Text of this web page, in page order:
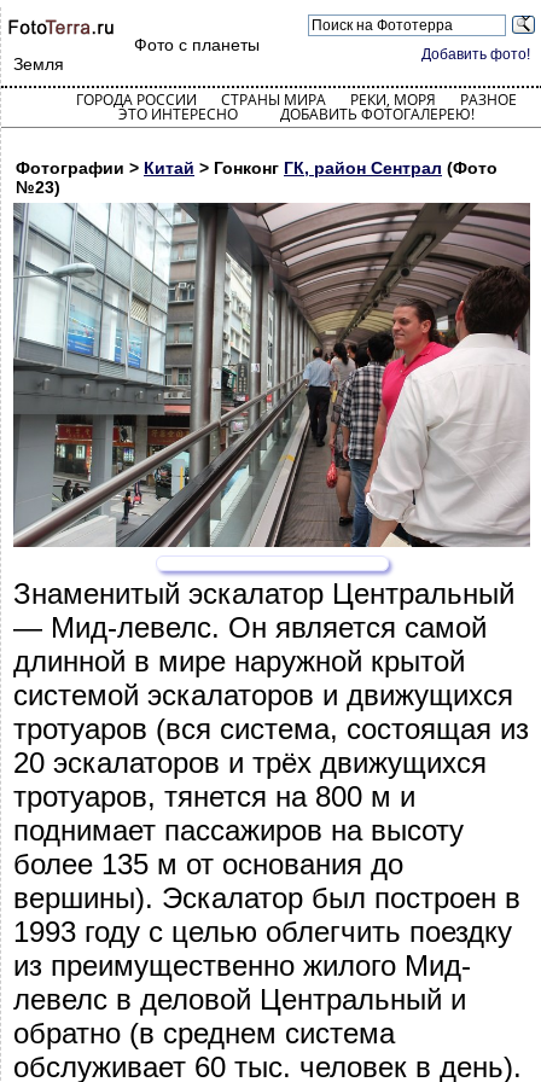
Добавить фото!
Фото с планеты
Земля
ГОРОДА РОССИИ СТРАНЫ МИРА РЕКИ, МОРЯ РАЗНОЕ
ЭТО ИНТЕРЕСНО ДОБАВИТЬ ФОТОГАЛЕРЕЮ!
Фотографии > Китай > Гонконг ГК, район Сентрал (Фото
№23)
Знаменитый эскалатор Центральный
— Мид-левелс. Он является самой
длинной в мире наружной крытой
системой эскалаторов и движущихся
тротуаров (вся система, состоящая из
20 эскалаторов и трёх движущихся
тротуаров, тянется на 800 м и
поднимает пассажиров на высоту
более 135 м от основания до
вершины). Эскалатор был построен в
1993 году с целью облегчить поездку
из преимущественно жилого Мид-
левелс в деловой Центральный и
обратно (в среднем система
обслуживает 60 тыс. человек в день).